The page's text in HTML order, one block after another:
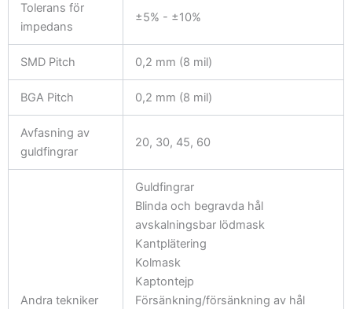
Tolerans för
impedans
±5% - ±10%
SMD Pitch 0,2 mm (8 mil)
BGA Pitch 0,2 mm (8 mil)
Avfasning av
guldfingrar
20, 30, 45, 60
Andra tekniker
Guldfingrar
Blinda och begravda hål
avskalningsbar lödmask
Kantplätering
Kolmask
Kaptontejp
Försänkning/försänkning av hål